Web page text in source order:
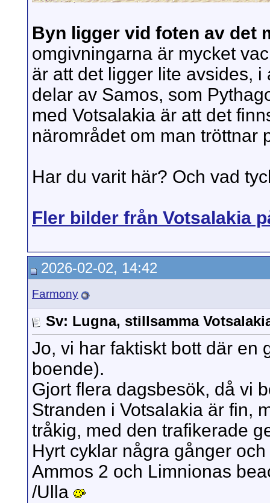
Byn ligger vid foten av det
omgivningarna är mycket
är att det ligger lite avsides,
delar av Samos, som
med Votsalakia är att det
närområdet om man tröttnar
Har du varit här? Och vad
Fler bilder från Votsalakia
2026-02-02, 14:42
Farmony
Sv: Lugna, stillsamma
Jo, vi har faktiskt bott där en
boende).
Gjort flera dagsbesök, då vi
Stranden i Votsalakia är fin,
tråkig, med den trafikerade
Hyrt cyklar några gånger
Ammos 2 och Limnionas
/Ulla